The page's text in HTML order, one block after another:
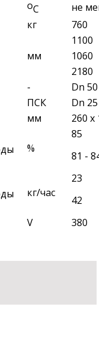
оС
не
кг
760
мм
1100
1060
2180
-
Dn 50
ПСК
Dn 25
мм 260 х
%
85
81 -
кг/час
23
42
V 380